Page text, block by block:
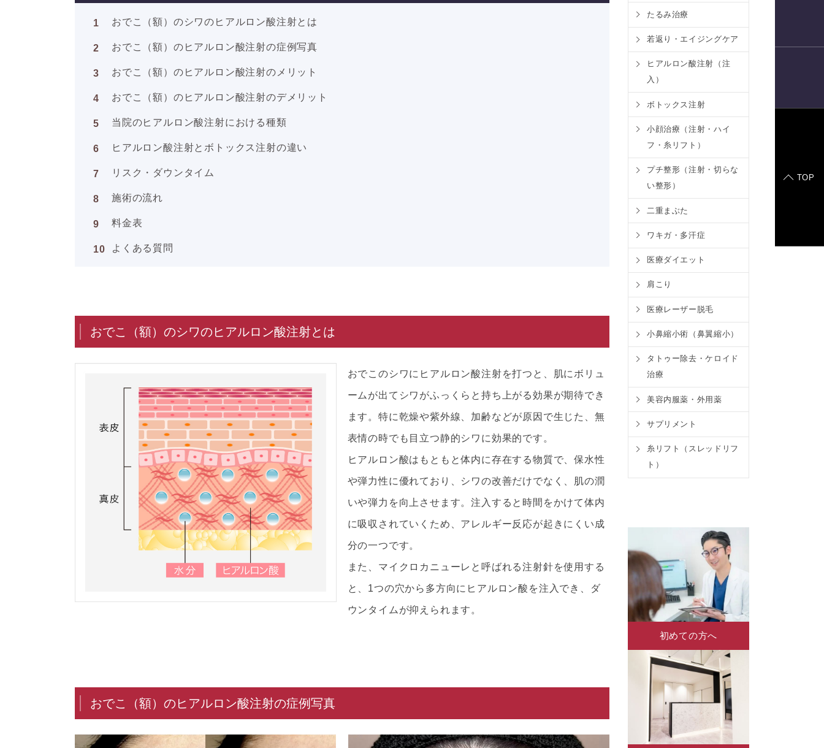
おでこ（額）のシワのヒアルロン酸注射とは
おでこ（額）のヒアルロン酸注射の症例写真
おでこ（額）のヒアルロン酸注射のメリット
おでこ（額）のヒアルロン酸注射のデメリット
当院のヒアルロン酸注射における種類
ヒアルロン酸注射とボトックス注射の違い
リスク・ダウンタイム
施術の流れ
料金表
よくある質問
おでこ（額）のシワのヒアルロン酸注射とは
おでこのシワにヒアルロン酸注射を打つと、肌にボリュ
ームが出てシワがふっくらと持ち上がる効果が期待でき
ます。特に乾燥や紫外線、加齢などが原因で生じた、無
表情の時でも目立つ静的シワに効果的です。
ヒアルロン酸はもともと体内に存在する物質で、保水性
や弾力性に優れており、シワの改善だけでなく、肌の潤
いや弾力を向上させます。注入すると時間をかけて体内
に吸収されていくため、アレルギー反応が起きにくい成
分の一つです。
また、マイクロカニューレと呼ばれる注射針を使用する
と、1つの穴から多方向にヒアルロン酸を注入でき、ダ
ウンタイムが抑えられます。
おでこ（額）のヒアルロン酸注射の症例写真
たるみ治療
若返り・エイジングケア
ヒアルロン酸注射（注
入）
ボトックス注射
小顔治療（注射・ハイ
フ・糸リフト）
プチ整形（注射・切らな
い整形）
二重まぶた
ワキガ・多汗症
医療ダイエット
肩こり
医療レーザー脱毛
小鼻縮小術（鼻翼縮小）
タトゥー除去・ケロイド
治療
美容内服薬・外用薬
サプリメント
糸リフト（スレッドリフ
ト）
初めての方へ
TOP